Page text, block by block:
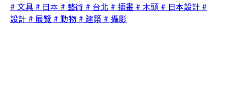
# 文具 # 日本 # 藝術 # 台北 # 插畫 # 木頭 # 日本設計 #
設計 # 展覽 # 動物 # 建築 # 攝影